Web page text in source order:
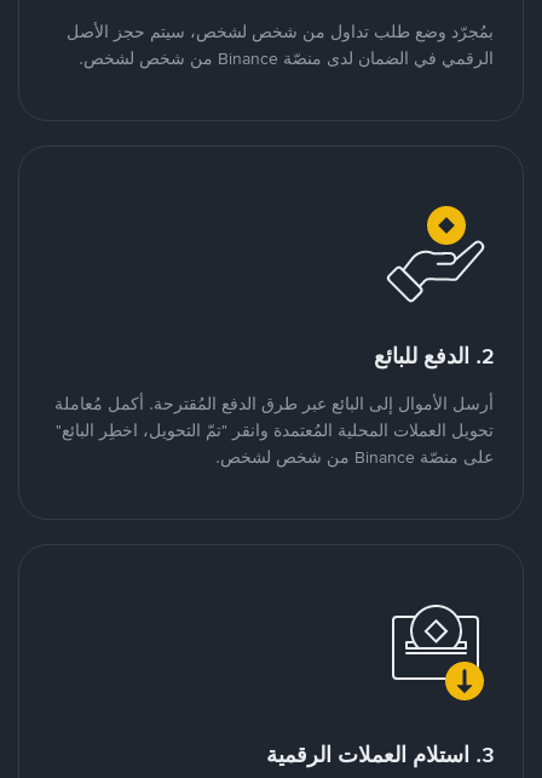
بمُجرّد وضع طلب تداول من شخص لشخص، سيتم حجز الأصل
الرقمي في الضمان لدى منصّة Binance من شخص لشخص.
2. الدفع للبائع
أرسل الأموال إلى البائع عبر طرق الدفع المُقترحة. أكمل مُعاملة
تحويل العملات المحلية المُعتمدة وانقر "تمّ التحويل، اخطِر البائع"
على منصّة Binance من شخص لشخص.
3. استلام العملات الرقمية